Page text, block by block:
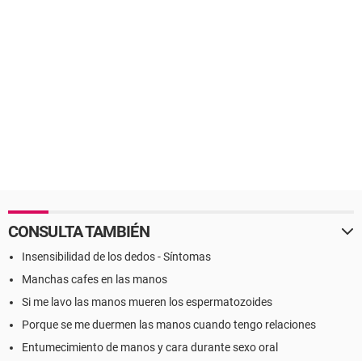
CONSULTA TAMBIÉN
Insensibilidad de los dedos - Síntomas
Manchas cafes en las manos
Si me lavo las manos mueren los espermatozoides
Porque se me duermen las manos cuando tengo relaciones
Entumecimiento de manos y cara durante sexo oral